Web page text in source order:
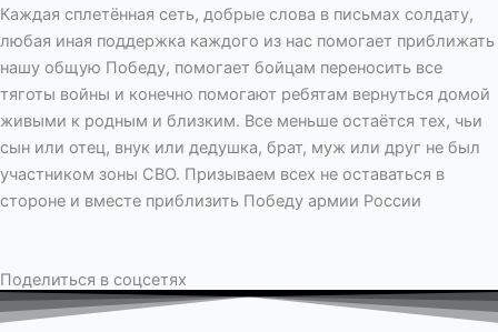
Каждая сплетённая сеть, добрые слова в письмах солдату,
любая иная поддержка каждого из нас помогает приближать
нашу общую Победу, помогает бойцам переносить все
тяготы войны и конечно помогают ребятам вернуться домой
живыми к родным и близким. Все меньше остаётся тех, чьи
сын или отец, внук или дедушка, брат, муж или друг не был
участником зоны СВО. Призываем всех не оставаться в
стороне и вместе приблизить Победу армии России
Поделиться в соцсетях